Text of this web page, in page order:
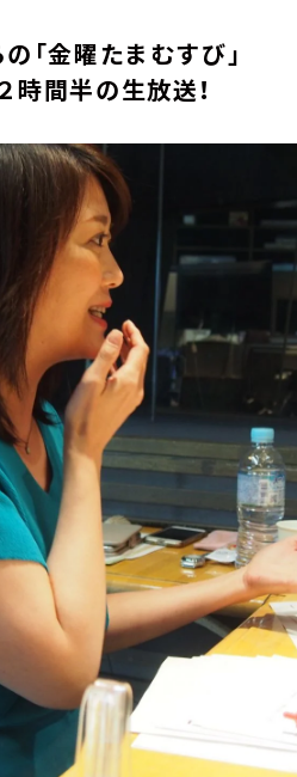
「金曜たまむすび」
間半の生放送！